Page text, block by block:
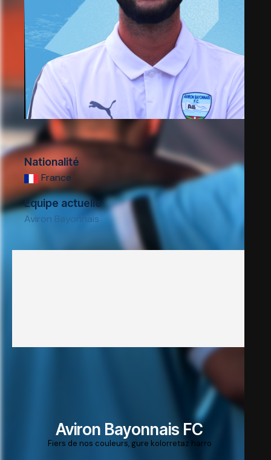
Nationalité
France
Equipe actuelle
Aviron Bayonnais
Aviron Bayonnais FC
Fiers de nos couleurs, gure kolorretaz harro